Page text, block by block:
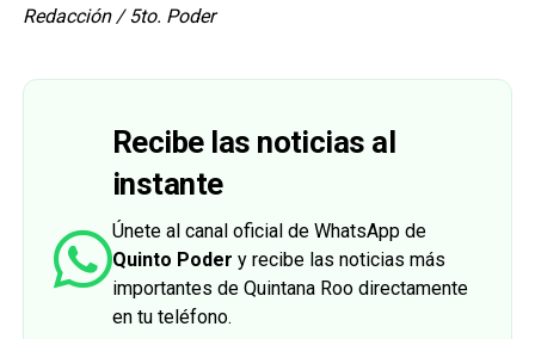
Redacción / 5to. Poder
Recibe las noticias al
instante
Únete al canal oficial de WhatsApp de
Quinto Poder y recibe las noticias más
importantes de Quintana Roo directamente
en tu teléfono.